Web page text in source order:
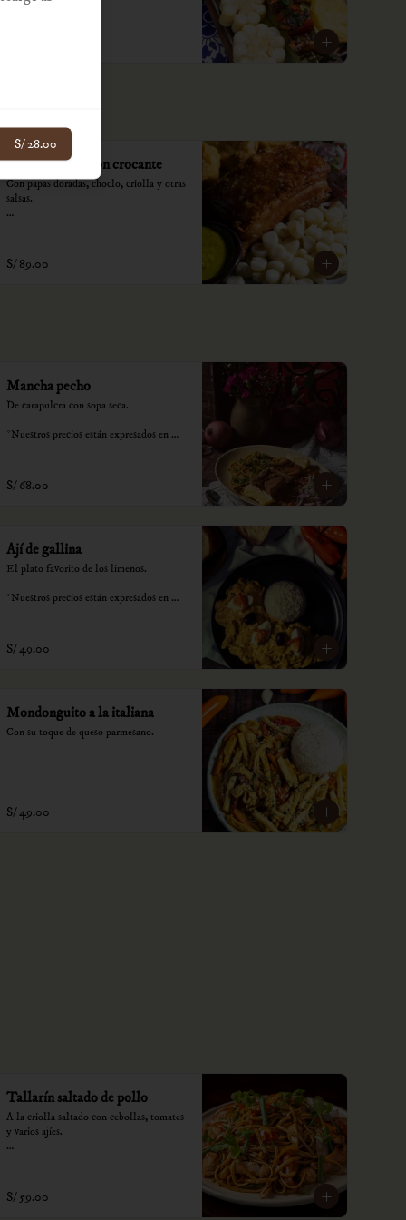
*Nuestros precios están expresados en
Panceta de lechon crocante
Con papas doradas, choclo, criolla y otras
salsas.
recargo al consumo.
S/ 89.00
Mancha pecho
De carapulcra con sopa seca.
*Nuestros precios están expresados en
S/ 68.00
Ají de gallina
El plato favorito de los limeños.
*Nuestros precios están expresados en
S/ 49.00
Mondonguito a la italiana
Con su toque de queso parmesano.
S/ 49.00
Tallarín saltado de pollo
A la criolla saltado con cebollas, tomates
y varios ajíes.
recargo al consumo.
S/ 59.00
S/ 28.00